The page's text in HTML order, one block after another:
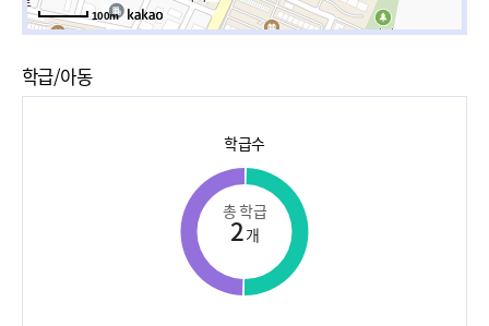
100m
학급/아동
학급수
총 학급
2개